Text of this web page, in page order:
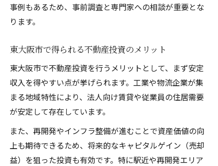
初期費用を抑える物件選びのコツを徹底解説
不動産投資で賢く始めるための選択術
コストダウンを実現する不動産投資方法
中古物件活用で初期費用を抑える秘訣
キャピタルゲインを狙える運用方法を公開
キャピタルゲインを得る不動産投資戦略
不動産投資で資産価値上昇を目指す実践法
売却益を最大化する運用スタイルとは
事例もあるため、事前調査と専門家への相談が重要とな
ります。
東大阪市で得られる不動産投資のメリット
東大阪市で不動産投資を行うメリットとして、まず安定
収入を得やすい点が挙げられます。工業や物流企業が集
まる地域特性により、法人向け賃貸や従業員の住居需要
が安定して存在しています。
また、再開発やインフラ整備が進むことで資産価値の向
上も期待できるため、将来的なキャピタルゲイン（売却
益）を狙った投資も有効です。特に駅近や再開発エリア